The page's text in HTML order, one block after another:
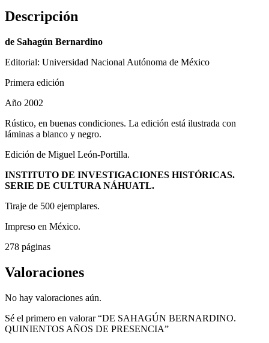
Descripción
de Sahagún Bernardino
Editorial: Universidad Nacional Autónoma de México
Primera edición
Año 2002
Rústico, en buenas condiciones. La edición está ilustrada con
láminas a blanco y negro.
Edición de Miguel León-Portilla.
INSTITUTO DE INVESTIGACIONES HISTÓRICAS.
SERIE DE CULTURA NÁHUATL.
Tiraje de 500 ejemplares.
Impreso en México.
278 páginas
Valoraciones
No hay valoraciones aún.
Sé el primero en valorar “DE SAHAGÚN BERNARDINO.
QUINIENTOS AÑOS DE PRESENCIA”